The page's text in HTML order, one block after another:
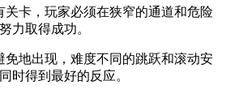
关卡，玩家必须在狭窄的通道和危险
力取得成功。
免地出现，难度不同的跳跃和滚动安
时得到最好的反应。